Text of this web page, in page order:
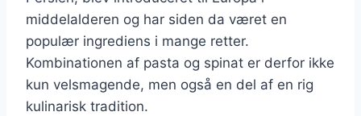
middelalderen og har siden da været en
populær ingrediens i mange retter.
Kombinationen af pasta og spinat er derfor ikke
kun velsmagende, men også en del af en rig
kulinarisk tradition.